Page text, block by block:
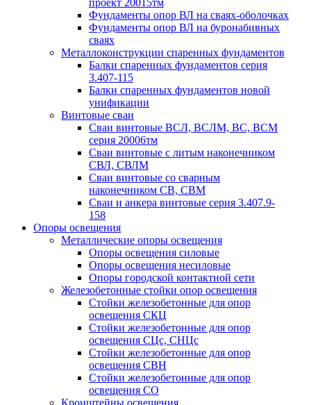
Фундаменты опор ВЛ на сваях-оболочках
Фундаменты опор ВЛ на буронабивных
сваях
Металлоконструкции спаренных фундаментов
Балки спаренных фундаментов серия
3.407-115
Балки спаренных фундаментов новой
унификации
Винтовые сваи
Сваи винтовые ВСЛ, ВСЛМ, ВС, ВСМ
серия 20006тм
Сваи винтовые с литым наконечником
СВЛ, СВЛМ
Сваи винтовые со сварным
наконечником СВ, СВМ
Сваи и анкера винтовые серия 3.407.9-
158
Опоры освещения
Металлические опоры освещения
Опоры освещения силовые
Опоры освещения несиловые
Опоры городской контактной сети
Железобетонные стойки опор освещения
Стойки железобетонные для опор
освещения СКЦ
Стойки железобетонные для опор
освещения СЦс, СНЦс
Стойки железобетонные для опор
освещения СВН
Стойки железобетонные для опор
освещения СО
Кронштейны освещения